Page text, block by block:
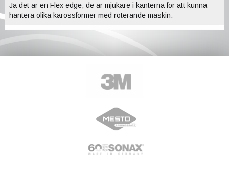
Ja det är en Flex edge, de är mjukare i kanterna för att kunna
hantera olika karossformer med roterande maskin.